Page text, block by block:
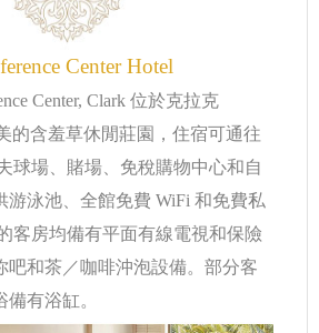
Center Hotel
Center, Clark 位於克拉克
的含羞草休閒莊園，住宿可通往
球場、賭場、免稅購物中心和自
游泳池、全館免費 WiFi 和免費私
客房均備有平面有線電視和保險
吧和茶／咖啡沖泡設備。部分客
有浴缸。